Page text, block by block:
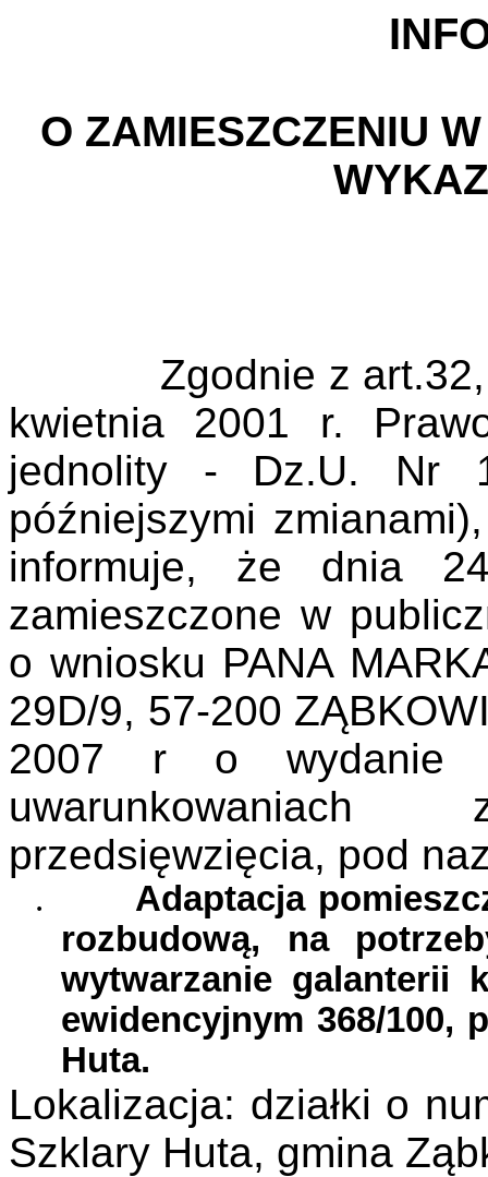
O ZAMIESZCZENIU
Zgodnie z
kwietnia 2001 r.
jednolity - Dz.U. Nr
późniejszymi
informuje, że dnia
zamieszczone w
o wniosku PANA
29D/9, 57-200
2007 r o wydanie
przedsięwzięcia, pod
.
Adaptacja
rozbudową, na
wytwarzanie galanterii
ewidencyjnym 368/100,
Huta.
Lokalizacja: działki o
Szklary Huta, gmina